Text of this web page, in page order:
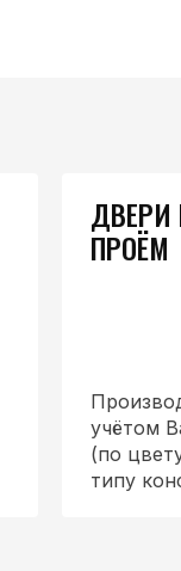
ПРОЁМ
учётом
(по
типу